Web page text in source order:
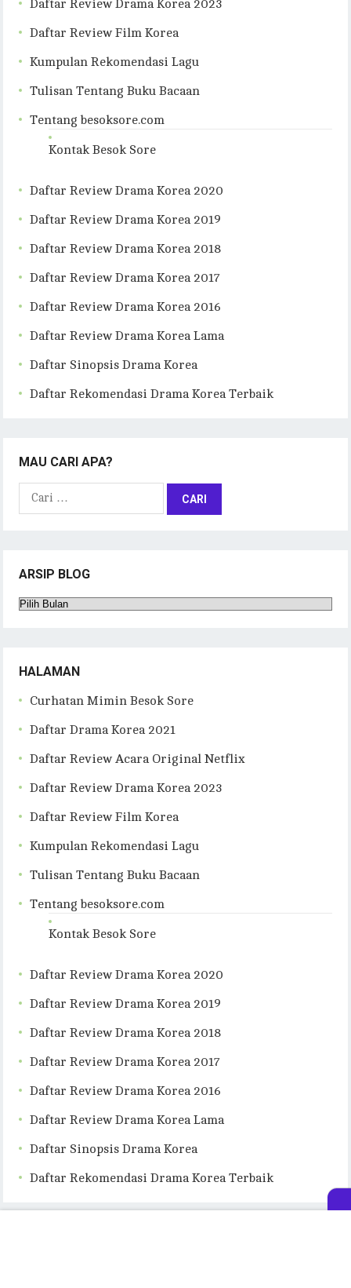
Daftar Review Drama Korea 2023
Daftar Review Film Korea
Kumpulan Rekomendasi Lagu
Tulisan Tentang Buku Bacaan
Tentang besoksore.com
Kontak Besok Sore
Daftar Review Drama Korea 2020
Daftar Review Drama Korea 2019
Daftar Review Drama Korea 2018
Daftar Review Drama Korea 2017
Daftar Review Drama Korea 2016
Daftar Review Drama Korea Lama
Daftar Sinopsis Drama Korea
Daftar Rekomendasi Drama Korea Terbaik
MAU CARI APA?
Cari
ARSIP BLOG
Arsip
HALAMAN
Curhatan Mimin Besok Sore
Daftar Drama Korea 2021
Daftar Review Acara Original Netflix
Daftar Review Drama Korea 2023
Daftar Review Film Korea
Kumpulan Rekomendasi Lagu
Tulisan Tentang Buku Bacaan
Tentang besoksore.com
Kontak Besok Sore
Daftar Review Drama Korea 2020
Daftar Review Drama Korea 2019
Daftar Review Drama Korea 2018
Daftar Review Drama Korea 2017
Daftar Review Drama Korea 2016
Daftar Review Drama Korea Lama
Daftar Sinopsis Drama Korea
Daftar Rekomendasi Drama Korea Terbaik